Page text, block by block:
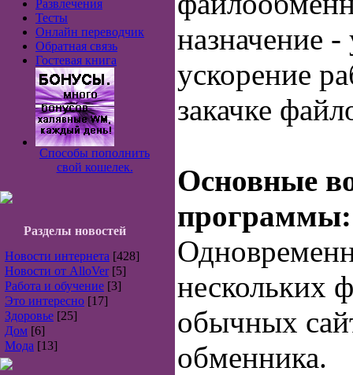
Развлечения
Тесты
Онлайн переводчик
Обратная связь
Гостевая книга
Способы пополнить
свой кошелек.
Разделы новостей
Новости интернета [428]
Новости от AlloVer [5]
Работа и обучение [3]
Это интересно [17]
Здоровье [25]
Дом [6]
Мода [13]
назначение
ускорение
закачке
Основные
программы:
нескольких
обычных
обменника.